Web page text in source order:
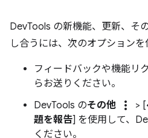
DevTools の新機能、更新、そ
し合うには、次のオプションを
フィードバックや機能リ
らお送りください。
DevTools のその他 more_vert > [
題を報告] を使用して、
ください。